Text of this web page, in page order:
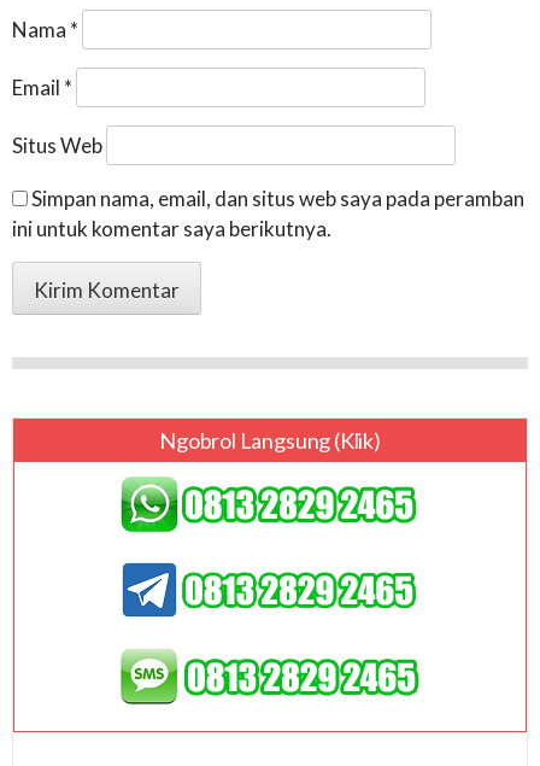
Nama *
Email *
Situs Web
Simpan nama, email, dan situs web saya pada peramban
ini untuk komentar saya berikutnya.
Ngobrol Langsung (klik)